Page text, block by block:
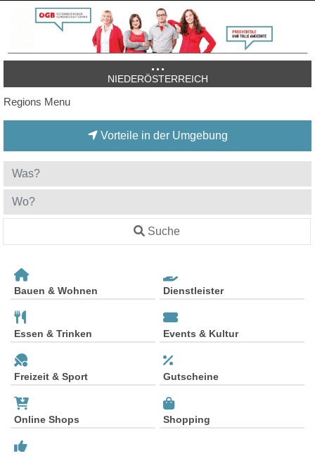
NIEDERÖSTERREICH
Regions Menu
Vorteile in der Umgebung
Suche
Bauen & Wohnen Dienstleister
Essen & Trinken Events & Kultur
Freizeit & Sport Gutscheine
Online Shops Shopping